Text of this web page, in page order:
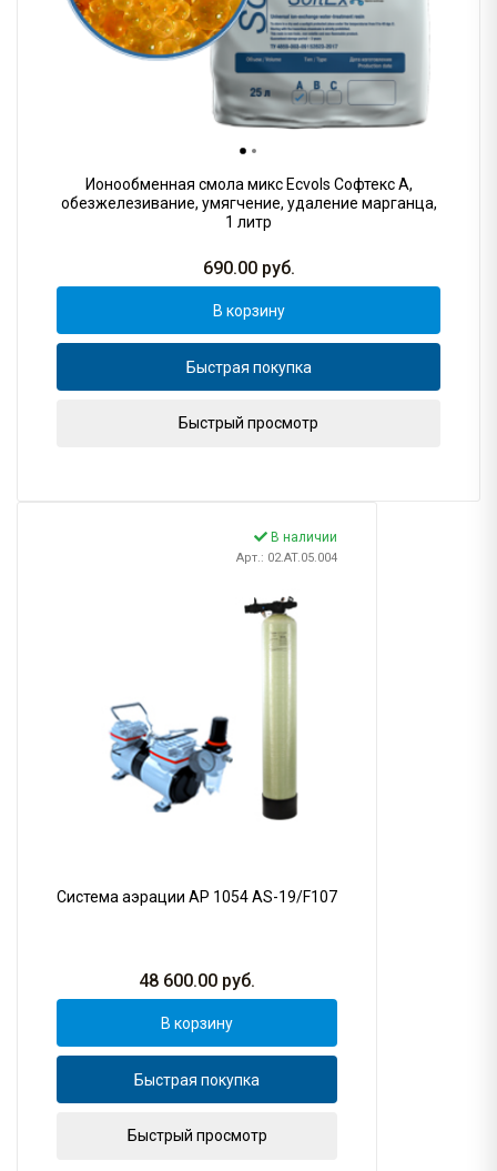
Ионообменная смола микс Ecvols Софтекс A,
обезжелезивание, умягчение, удаление марганца,
1 литр
690.00руб.
В корзину
Быстрая покупка
Быстрый просмотр
В наличии
Арт.: 02.AT.05.004
Система аэрации AP 1054 AS-19/F107
48 600.00 руб.
В корзину
Быстрая покупка
Быстрый просмотр